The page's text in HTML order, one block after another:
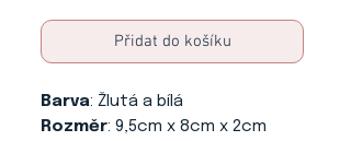
Přidat do košíku
Barva: Žlutá a bílá
Rozměr: 9,5cm x 8cm x 2cm